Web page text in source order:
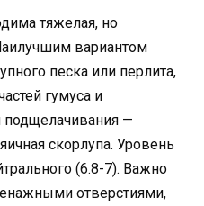
тяжелая, но
вариантом
песка или перлита,
гумуса и
—
скорлупа. Уровень
(6.8-7). Важно
отверстиями,